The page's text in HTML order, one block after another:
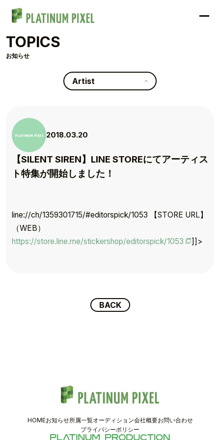
TOP
TOPICS
SCHEDULE
COMPANY
PIXEL SHOP
TOPICS
お知らせ
Artist
2018.03.20
【SILENT SIREN】LINE STOREにてアーティス
ト特集が開始しました！
line://ch/1359301715/#editorspick/1053 【STORE URL】
（WEB）
https://store.line.me/stickershop/editorspick/1053
]]>
BACK
HOMEお知らせ所属一覧オーディション会社概要お問い合わせ
プライバシーポリシー